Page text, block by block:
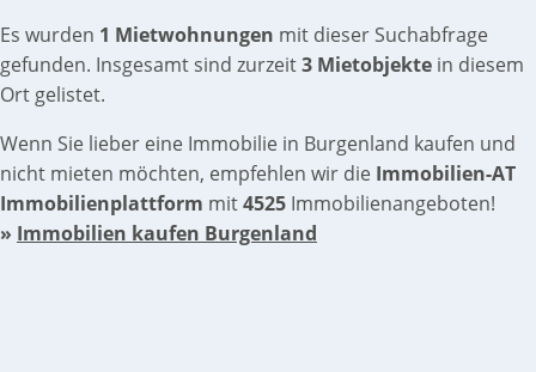
Es wurden 1 Mietwohnungen mit dieser Suchabfrage
gefunden. Insgesamt sind zurzeit3 Mietobjekte in diesem
Ort gelistet.
Wenn Sie lieber eine Immobilie in Burgenland kaufen und
nicht mieten möchten, empfehlen wir die Immobilien-AT
Immobilienplattform mit4525 Immobilienangeboten!
» Immobilien kaufen Burgenland